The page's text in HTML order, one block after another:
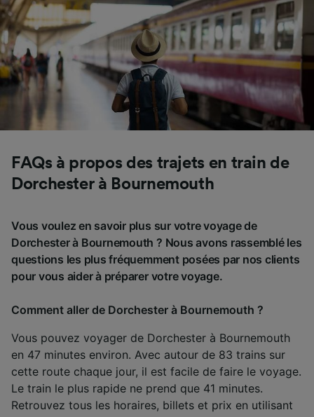
FAQs à propos des trajets en train de
Dorchester à Bournemouth
Vous voulez en savoir plus sur votre voyage de
Dorchester à Bournemouth ? Nous avons rassemblé les
questions les plus fréquemment posées par nos clients
pour vous aider à préparer votre voyage.
Comment aller de Dorchester à Bournemouth ?
Vous pouvez voyager de Dorchester à Bournemouth
en 47 minutes environ. Avec autour de 83 trains sur
cette route chaque jour, il est facile de faire le voyage.
Le train le plus rapide ne prend que 41 minutes.
Retrouvez tous les horaires, billets et prix en utilisant